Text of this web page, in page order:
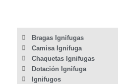
Bragas Ignifugas
Camisa Ignifuga
Chaquetas Ignifugas
Dotación Ignifuga
Ignifugos